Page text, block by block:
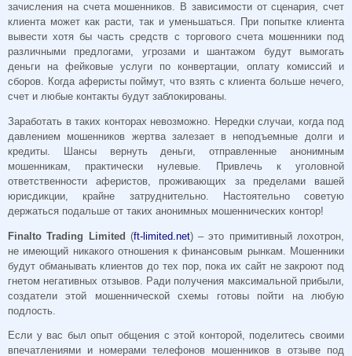
зачисления на счета мошенников. В зависимости от сценария, счет
клиента может как расти, так и уменьшаться. При попытке клиента
вывести хотя бы часть средств с торгового счета мошенники под
различными предлогами, угрозами и шантажом будут вымогать
деньги на фейковые услуги по конвертации, оплату комиссий и
сборов. Когда аферисты поймут, что взять с клиента больше нечего,
счет и любые контакты будут заблокированы.
Заработать в таких конторах невозможно. Нередки случаи, когда под
давлением мошенников жертва залезает в неподъемные долги и
кредиты. Шансы вернуть деньги, отправленные анонимным
мошенникам, практически нулевые. Привлечь к уголовной
ответственности аферистов, проживающих за пределами вашей
юрисдикции, крайне затруднительно. Настоятельно советую
держаться подальше от таких анонимных мошеннических контор!
Finalto Trading Limited (ft-limited.net) – это примитивный лохотрон,
не имеющий никакого отношения к финансовым рынкам. Мошенники
будут обманывать клиентов до тех пор, пока их сайт не закроют под
гнетом негативных отзывов. Ради получения максимальной прибыли,
создатели этой мошеннической схемы готовы пойти на любую
подлость.
Если у вас был опыт общения с этой конторой, поделитесь своими
впечатлениями и номерами телефонов мошенников в отзыве под